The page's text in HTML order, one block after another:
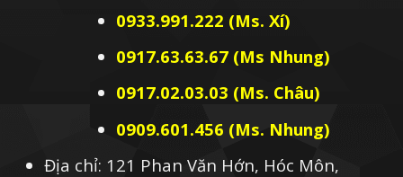
0933.991.222 (Ms. Xí)
0917.63.63.67 (Ms Nhung)
0917.02.03.03 (Ms. Châu)
0909.601.456 (Ms. Nhung)
Địa chỉ: 121 Phan Văn Hớn, Hóc Môn,